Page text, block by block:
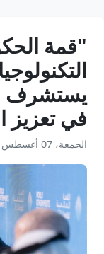
"قمة
يستشرف
في تعزيز
الجمعة، 07 أغسطس 2026